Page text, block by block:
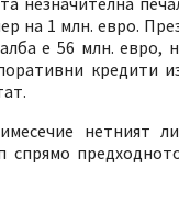
на 1 млн. евро.
е 56 млн. евро,
кредити
нетният
спрямо